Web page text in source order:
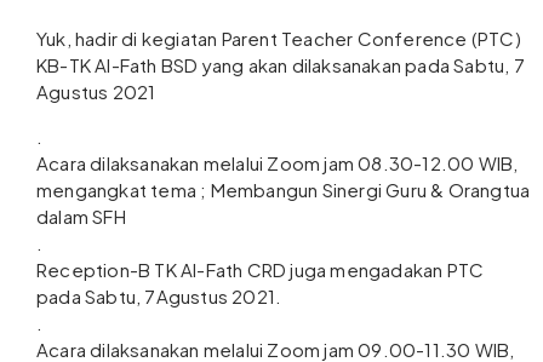
Yuk, hadir di kegiatan Parent Teacher Conference (PTC)
KB-TK Al-Fath BSD yang akan dilaksanakan pada Sabtu, 7
Agustus 2021
Acara dilaksanakan melalui Zoom jam 08.30-12.00 WIB,
mengangkat tema ; Membangun Sinergi Guru & Orangtua
dalam SFH
Reception-B TK Al-Fath CRD juga mengadakan PTC
pada Sabtu, 7Agustus 2021.
Acara dilaksanakan melalui Zoom jam 09.00-11.30 WIB,